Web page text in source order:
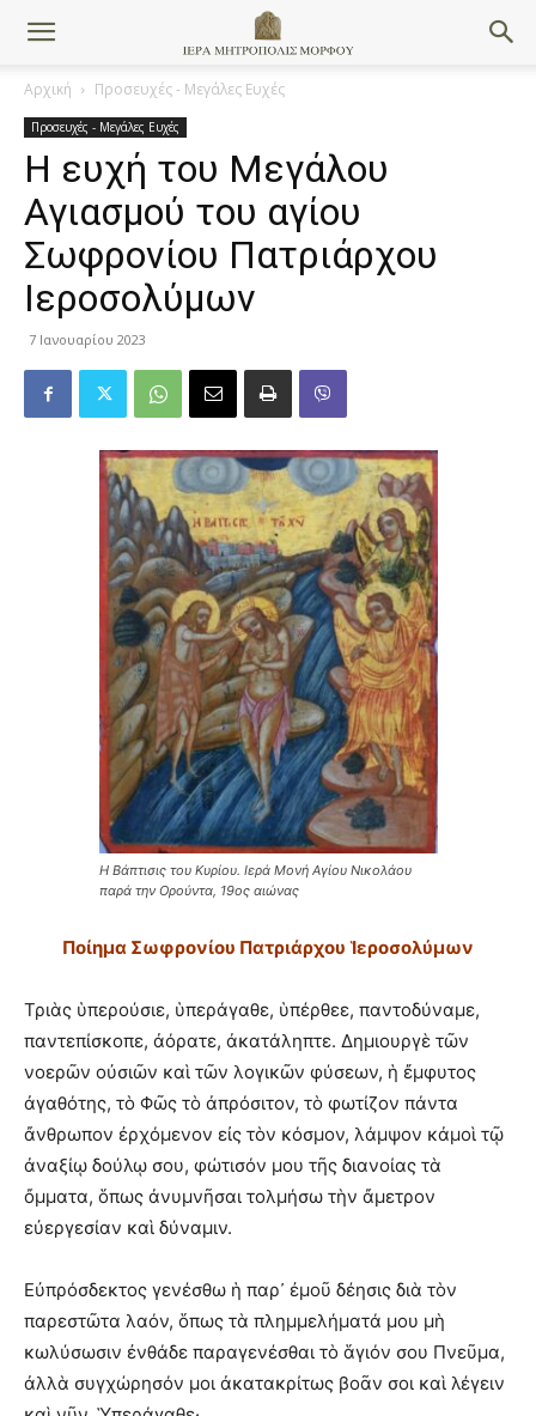
Αρχική Προσευχές - Μεγάλες Ευχές
Προσευχές - Μεγάλες Ευχές
Η ευχή του Μεγάλου
Αγιασμού του αγίου
Σωφρονίου Πατριάρχου
Ιεροσολύμων
7 Ιανουαρίου 2023
Η Βάπτισις του Κυρίου. Ιερά Μονή Αγίου Νικολάου
παρά την Ορούντα, 19ος αιώνας
Ποίημα Σωφρονίου Πατριάρχου Ἱεροσολύμων
Τριὰς ὑπερούσιε, ὑπεράγαθε, ὑπέρθεε, παντοδύναμε,
παντεπίσκοπε, ἀόρατε, ἀκατάληπτε. Δημιουργὲ τῶν
νοερῶν οὐσιῶν καὶ τῶν λογικῶν φύσεων, ἡ ἔμφυτος
ἀγαθότης, τὸ Φῶς τὸ ἀπρόσιτον, τὸ φωτίζον πάντα
ἄνθρωπον ἐρχόμενον εἰς τὸν κόσμον, λάμψον κἀμοὶ τῷ
ἀναξίῳ δούλῳ σου, φώτισόν μου τῆς διανοίας τὰ
ὄμματα, ὅπως ἀνυμνῆσαι τολμήσω τὴν ἄμετρον
εὐεργεσίαν καὶ δύναμιν.
Εὐπρόσδεκτος γενέσθω ἡ παρ᾽ ἐμοῦ δέησις διὰ τὸν
παρεστῶτα λαόν, ὅπως τὰ πλημμελήματά μου μὴ
κωλύσωσιν ἐνθάδε παραγενέσθαι τὸ ἅγιόν σου Πνεῦμα,
ἀλλὰ συγχώρησόν μοι ἀκατακρίτως βοᾶν σοι καὶ λέγειν